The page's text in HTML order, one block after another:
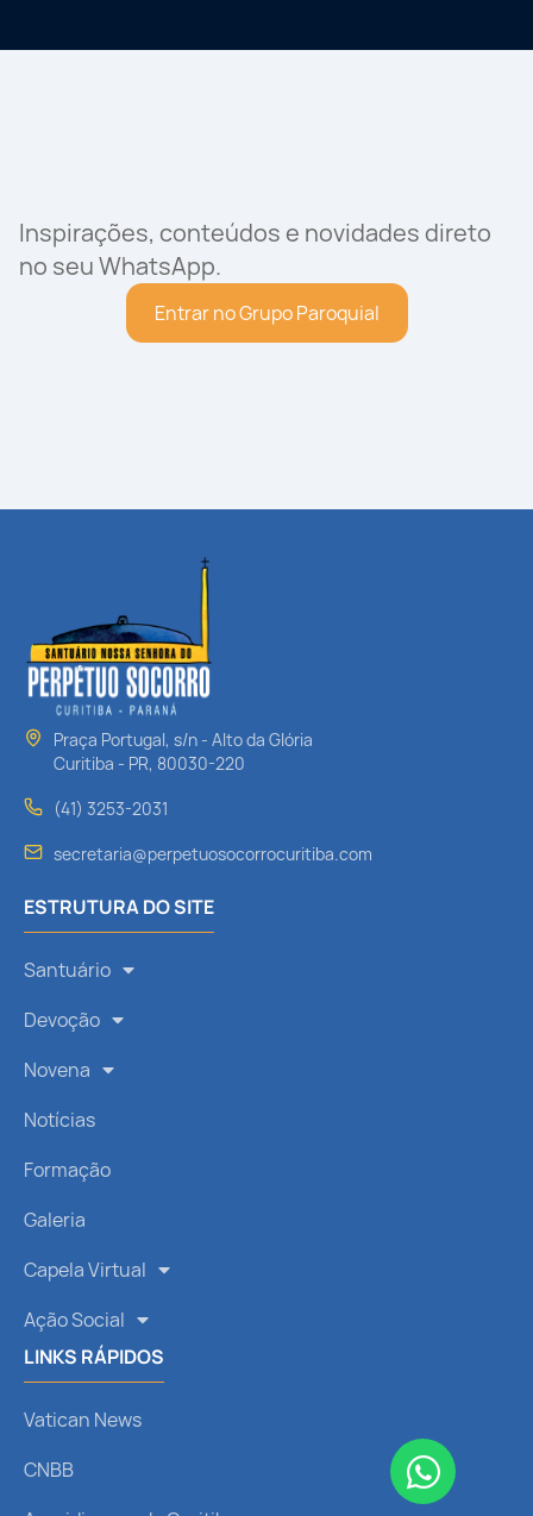
Inspirações, conteúdos e novidades direto
no seu WhatsApp.
Entrar no Grupo Paroquial
Praça Portugal, s/n - Alto da Glória
Curitiba - PR, 80030-220
(41) 3253-2031
secretaria@perpetuosocorrocuritiba.com
ESTRUTURA DO SITE
Santuário
Devoção
Novena
Notícias
Formação
Galeria
Capela Virtual
Ação Social
LINKS RÁPIDOS
Vatican News
CNBB